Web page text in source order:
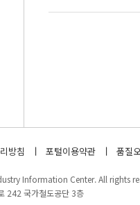
방침 포털이용약관 품질
Information Center. All rights
242 국가철도공단 3층